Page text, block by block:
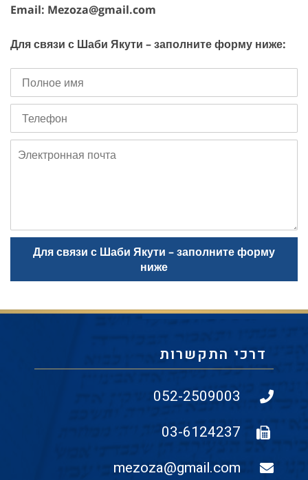
Email: Mezoza@gmail.com
Для связи с Шаби Якути – заполните форму ниже:
Полное
имя
Телефон
Электронная
почта
Для связи с Шаби Якути – заполните форму
ниже
דרכי התקשרות
052-2509003
03-6124237
mezoza@gmail.com